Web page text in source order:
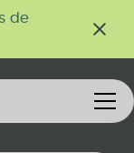
de